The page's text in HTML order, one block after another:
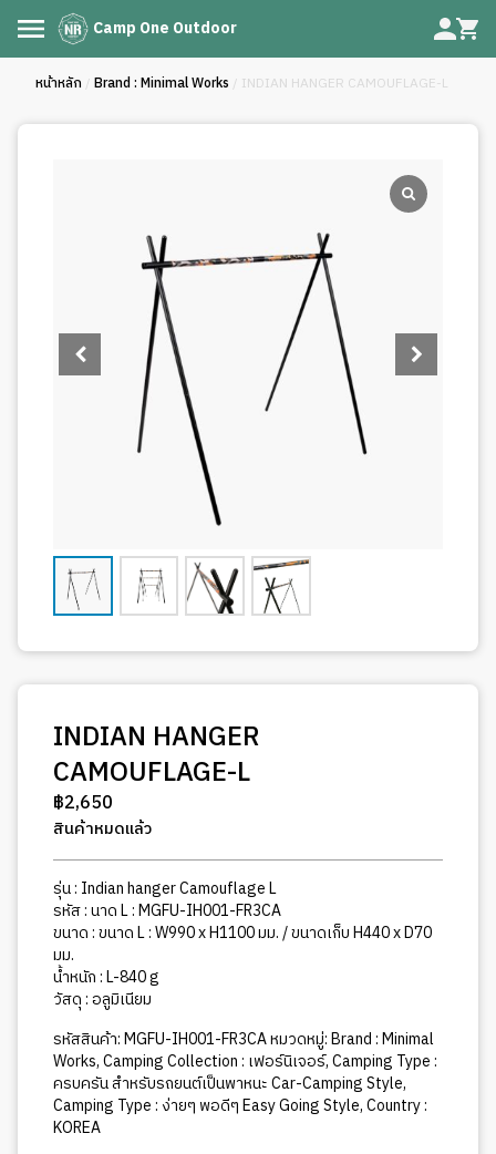
Camp One Outdoor
หน้าหลัก / Brand : Minimal Works / INDIAN HANGER CAMOUFLAGE-L
INDIAN HANGER
CAMOUFLAGE-L
฿2,650
สินค้าหมดแล้ว
รุ่น : Indian hanger Camouflage L
รหัส : นาด L : MGFU-IH001-FR3CA
ขนาด : ขนาด L : W990 x H1100 มม. / ขนาดเก็บ H440 x D70
มม.
น้ำหนัก : L-840 g
วัสดุ : อลูมิเนียม
รหัสสินค้า:MGFU-IH001-FR3CAหมวดหมู่:Brand : Minimal
Works,Camping Collection : เฟอร์นิเจอร์,Camping Type :
ครบครัน สำหรับรถยนต์เป็นพาหนะ Car-Camping Style,
Camping Type : ง่ายๆ พอดีๆ Easy Going Style,Country :
KOREA